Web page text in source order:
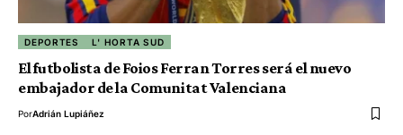
DEPORTES L' HORTA SUD
El futbolista de Foios Ferran Torres será el nuevo
embajador de la Comunitat Valenciana
PorAdrián Lupiáñez